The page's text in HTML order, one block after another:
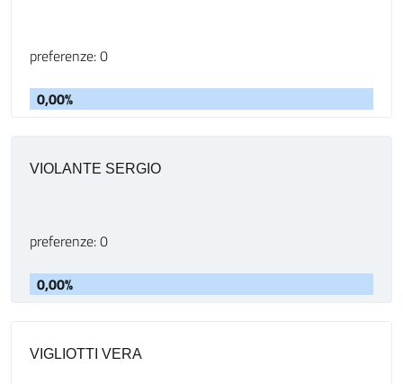
preferenze: 0
0,00%
VIOLANTE SERGIO
preferenze: 0
0,00%
VIGLIOTTI VERA